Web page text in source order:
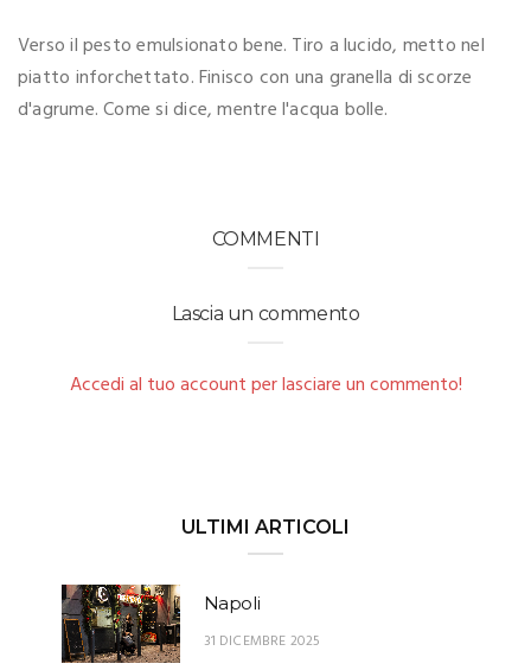
Verso il pesto emulsionato bene. Tiro a lucido, metto nel
piatto inforchettato. Finisco con una granella di scorze
d'agrume. Come si dice, mentre l'acqua bolle.
COMMENTI
Lascia un commento
Accedi al tuo account per lasciare un commento!
ULTIMI ARTICOLI
Napoli
31 DICEMBRE 2025